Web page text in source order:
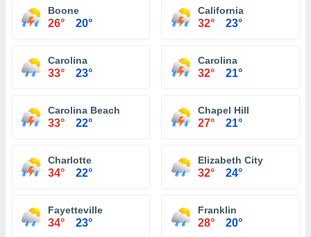
Boone
26° 20°
California
32° 23°
Carolina
33° 23°
Carolina
32° 21°
Carolina Beach
33° 22°
Chapel Hill
27° 21°
Charlotte
34° 22°
Elizabeth City
32° 24°
Fayetteville
34° 23°
Franklin
28° 20°